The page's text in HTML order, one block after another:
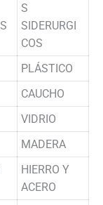
S
SIDERURGI
COS
PLÁSTICO
CAUCHO
VIDRIO
MADERA
HIERRO Y
ACERO